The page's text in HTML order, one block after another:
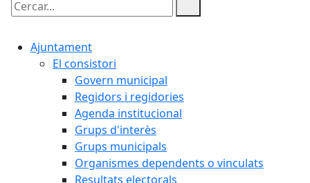
Cercar:
Ajuntament
El consistori
Govern municipal
Regidors i regidories
Agenda institucional
Grups d'interès
Grups municipals
Organismes dependents o vinculats
Resultats electorals